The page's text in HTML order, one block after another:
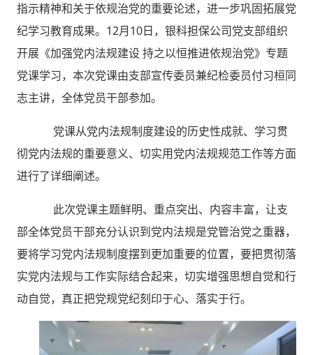
指示精神和关于依规治党的重要论述，进一步巩固拓展党
纪学习教育成果。12月10日，银科担保公司党支部组织
开展《加强党内法规建设 持之以恒推进依规治党》专题
党课学习，本次党课由支部宣传委员兼纪检委员付习桓同
志主讲，全体党员干部参加。
党课从党内法规制度建设的历史性成就、学习贯
彻党内法规的重要意义、切实用党内法规规范工作等方面
进行了详细阐述。
此次党课主题鲜明、重点突出、内容丰富，让支
部全体党员干部充分认识到党内法规是党管治党之重器，
要将学习党内法规制度摆到更加重要的位置，要把贯彻落
实党内法规与工作实际结合起来，切实增强思想自觉和行
动自觉，真正把党规党纪刻印于心、落实于行。